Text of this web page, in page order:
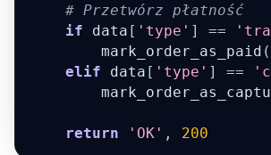
# Przetwórz płatność
if data [ 'type' ] ==
        mark_order_as_paid
(
elif data [ 'type' ] ==
return 'OK' , 200